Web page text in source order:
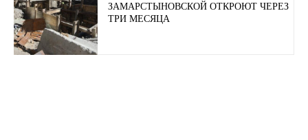
ЗАМАРСТЫНОВСКОЙ ОТКРОЮТ ЧЕРЕЗ
ТРИ МЕСЯЦА